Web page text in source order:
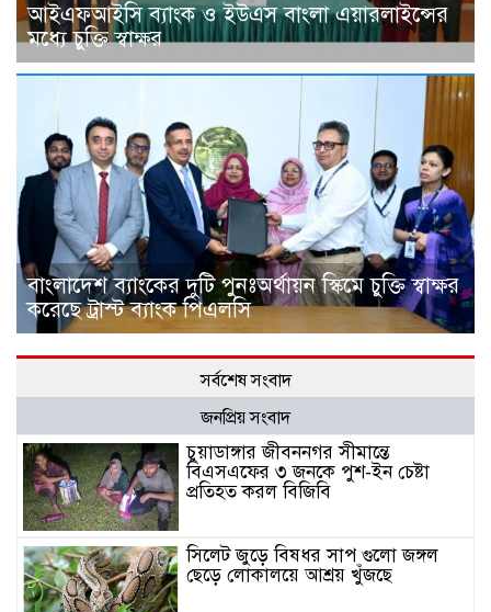
আইএফআইসি ব্যাংক ও ইউএস বাংলা এয়ারলাইন্সের
মধ্যে চুক্তি স্বাক্ষর
বাংলাদেশ ব্যাংকের দুটি পুনঃঅর্থায়ন স্কিমে চুক্তি স্বাক্ষর
করেছে ট্রাস্ট ব্যাংক পিএলসি
সর্বশেষ সংবাদ
জনপ্রিয় সংবাদ
চুয়াডাঙ্গার জীবননগর সীমান্তে
বিএসএফের ৩ জনকে পুশ-ইন চেষ্টা
প্রতিহত করল বিজিবি
সিলেট জুড়ে বিষধর সাপ গুলো জঙ্গল
ছেড়ে লোকালয়ে আশ্রয় খুঁজছে